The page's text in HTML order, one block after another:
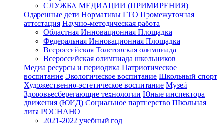
СЛУЖБА МЕДИАЦИИ (ПРИМИРЕНИЯ)
Одаренные дети Нормативы ГТО Промежуточная
аттестация Научно-методическая работа
Областная Инновационная Площадка
Федеральная Инновационная Площадка
Всероссийская Толстовская олимпиада
Всероссийская олимпиада школьников
Медиа ресурсы и периодика Патриотическое
воспитание Экологическое воспитание Школьный спорт
Художественно-эстетическое воспитание Музей
Здоровьесберегающие технологии Юные инспектора
движения (ЮИД) Социальное партнерство Школьная
лига РОСНАНО
2021-2022 учебный год